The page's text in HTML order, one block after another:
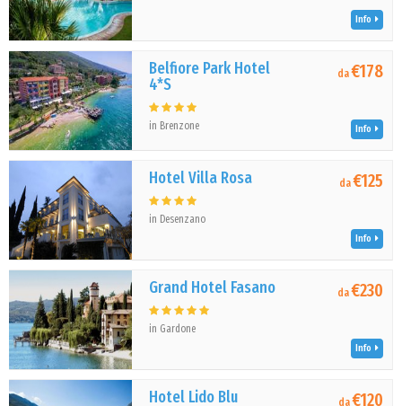
Info
Belfiore Park Hotel
4*S
in Brenzone
da€178
Info
Hotel Villa Rosa
in Desenzano
da€125
Info
Grand Hotel Fasano
in Gardone
da€230
Info
Hotel Lido Blu da€120